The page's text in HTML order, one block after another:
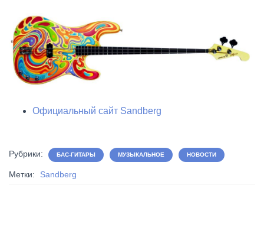
Официальный сайт Sandberg
Рубрики: БАС-ГИТАРЫ МУЗЫКАЛЬНОЕ НОВОСТИ
Метки: Sandberg